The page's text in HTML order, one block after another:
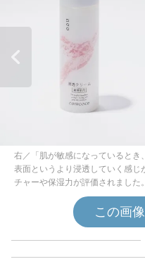
右／「肌が敏感になっているとき
表面というより浸透していく感じ
チャーや保湿力が評価されました
この画